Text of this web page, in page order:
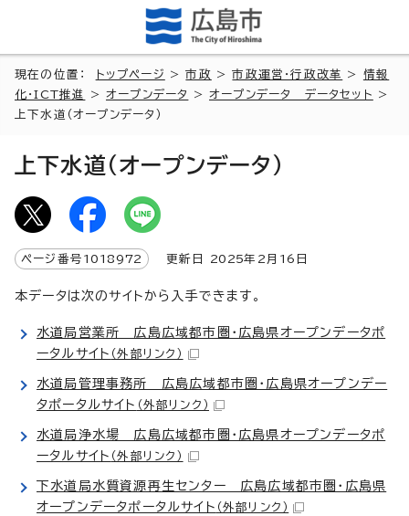
現在の位置： トップページ >市政 >市政運営・行政改革 > 情報
化・ICT推進
>オープンデータ >オープンデータ データセット
>
上下水道（オープンデータ）
上下水道（オープンデータ）
ページ番号 1018972 更新日 2025年2月 16 日
本データは次のサイトから入手できます。
水道局営業所 広島広域都市圏・広島県オープンデータポ
ータルサイト （外部リンク）
水道局管理事務所 広島広域都市圏・広島県オープンデー
タポータルサイト （外部リンク）
水道局浄水場 広島広域都市圏・広島県オープンデータポ
ータルサイト （外部リンク）
下水道局水質資源再生センター 広島広域都市圏・広島県
オープンデータポータルサイト （外部リンク）